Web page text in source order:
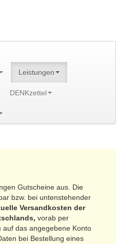
Leistungen
DENKzettel
Gutscheine aus. Die
bzw. bei untenstehender
Versandkosten der
vorab per
auf das angegebene Konto
bei Bestellung eines